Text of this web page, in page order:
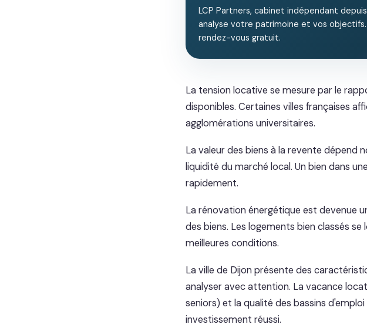
LCP Partners, cabinet indépendant
analyse votre patrimoine et vos
rendez-vous gratuit.
La tension locative se mesure par le
disponibles. Certaines villes françaises
agglomérations universitaires.
La valeur des biens à la revente dépend
liquidité du marché local. Un bien dans
rapidement.
La rénovation énergétique est devenue
des biens. Les logements bien classés
meilleures conditions.
La ville de Dijon présente des
analyser avec attention. La vacance
seniors) et la qualité des bassins
investissement réussi.